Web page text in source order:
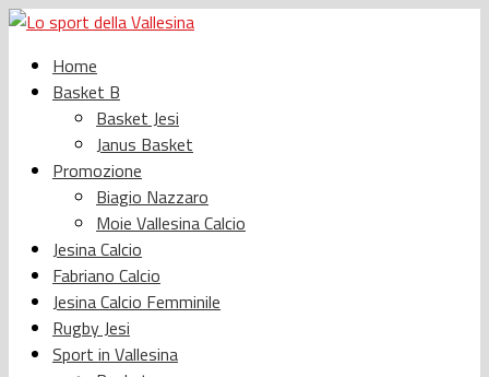
Home
Basket B
Basket Jesi
Janus Basket
Promozione
Biagio Nazzaro
Moie Vallesina Calcio
Jesina Calcio
Fabriano Calcio
Jesina Calcio Femminile
Rugby Jesi
Sport in Vallesina